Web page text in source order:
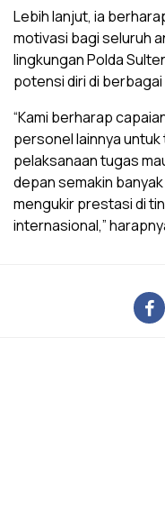
Lebih lanjut, ia
motivasi bagi seluruh
lingkungan Polda
potensi diri di
“Kami berharap
personel lainnya
pelaksanaan tugas
depan semakin
mengukir prestasi di
internasional,”